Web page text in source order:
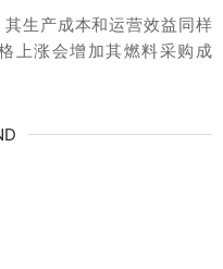
生产成本和运营效益同样
上涨会增加其燃料采购成